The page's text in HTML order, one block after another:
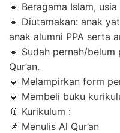
🔹 Beragama Islam,
🔹 Diutamakan: anak
anak alumni PPA serta
🔹 Sudah pernah/
Qur’an.
🔹 Melampirkan form
🔹 Membeli buku
📎 Kurikulum :
📌 Menulis Al Qur’an